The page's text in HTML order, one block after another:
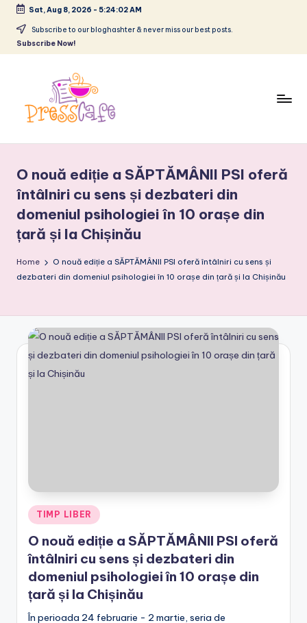
Skip
Sat, Aug 8, 2026 - 5:24:02 AM
Subscribe to our bloghashter & never miss our best posts.
Subscribe Now!
e
s
s
a
e
.
r
o
urbane
O nouă ediție a SĂPTĂMÂNII PSI oferă
întâlniri cu sens și dezbateri din
domeniul psihologiei în 10 orașe din
țară și la Chișinău
Home
O nouă ediție a SĂPTĂMÂNII PSI oferă întâlniri cu sens și
dezbateri din domeniul psihologiei în 10 orașe din țară și la Chișinău
Posted
TIMP LIBER
O nouă ediție a SĂPTĂMÂNII PSI oferă
întâlniri cu sens și dezbateri din
domeniul psihologiei în 10 orașe din
țară și la Chișinău
În perioada 24 februarie - 2 martie, seria de